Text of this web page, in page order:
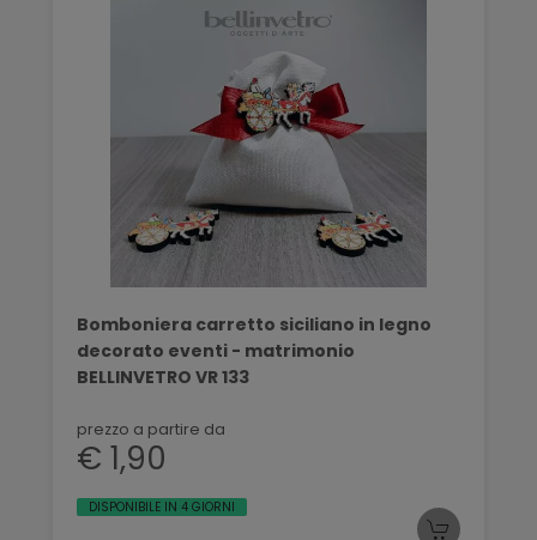
Bomboniera carretto siciliano in legno
decorato eventi - matrimonio
BELLINVETRO VR 133
prezzo a partire da
€ 1,90
DISPONIBILE IN 4 GIORNI